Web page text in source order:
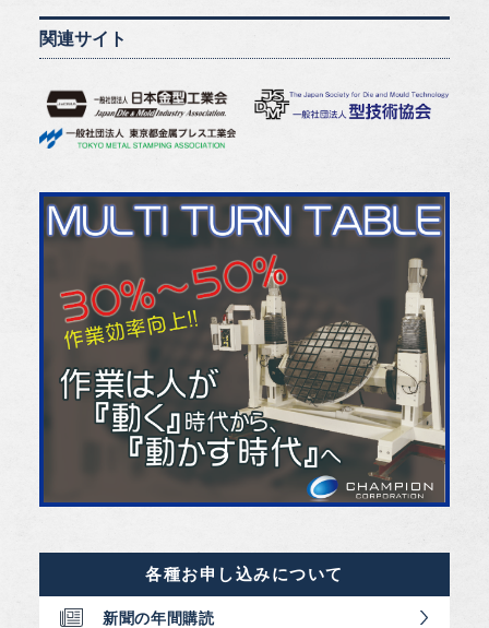
関連サイト
各種お申し込みについて
新聞の年間購読